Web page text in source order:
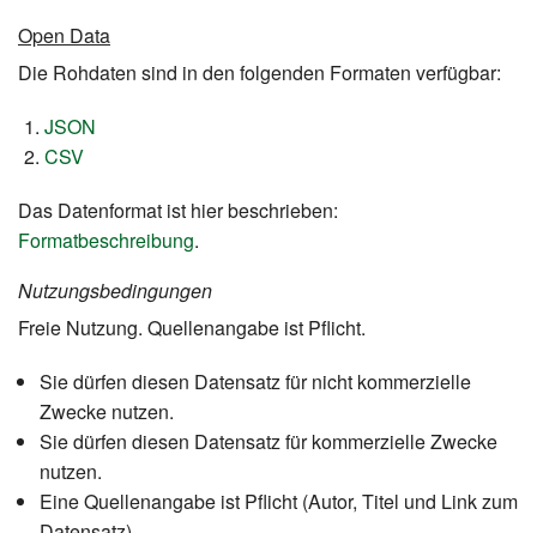
Downloads
Open Data
Die Rohdaten sind in den folgenden Formaten verfügbar:
JSON
CSV
Das Datenformat ist hier beschrieben:
Formatbeschreibung.
Nutzungsbedingungen
Freie Nutzung. Quellenangabe ist Pflicht.
Sie dürfen diesen Datensatz für nicht kommerzielle
Zwecke nutzen.
Sie dürfen diesen Datensatz für kommerzielle Zwecke
nutzen.
Eine Quellenangabe ist Pflicht (Autor, Titel und Link zum